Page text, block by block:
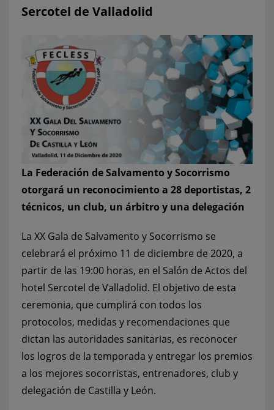
Sercotel de Valladolid
La Federación de Salvamento y Socorrismo
otorgará un reconocimiento a 28 deportistas, 2
técnicos, un club, un árbitro y una delegación
La XX Gala de Salvamento y Socorrismo se
celebrará el próximo 11 de diciembre de 2020, a
partir de las 19:00 horas, en el Salón de Actos del
hotel Sercotel de Valladolid. El objetivo de esta
ceremonia, que cumplirá con todos los
protocolos, medidas y recomendaciones que
dictan las autoridades sanitarias, es reconocer
los logros de la temporada y entregar los premios
a los mejores socorristas, entrenadores, club y
delegación de Castilla y León.